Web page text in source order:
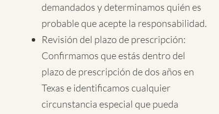
demandados y determinamos quién es
probable que acepte la responsabilidad.
Revisión del plazo de prescripción:
Confirmamos que estás dentro del
plazo de prescripción de dos años en
Texas e identificamos cualquier
circunstancia especial que pueda